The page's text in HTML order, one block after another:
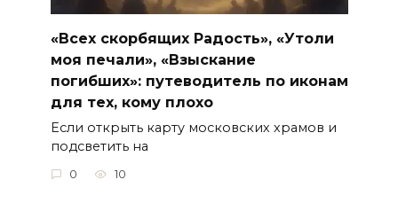
«Всех скорбящих Радость», «Утоли
моя печали», «Взыскание
погибших»: путеводитель по иконам
для тех, кому плохо
Если открыть карту московских храмов и
подсветить на
0 10